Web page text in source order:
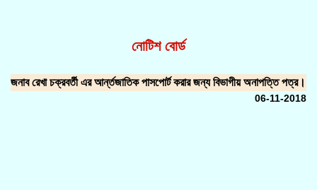
নোটিশ বোর্ড
জনাব রেখা চক্রবর্তী এর আর্ন্তজাতিক পাসপোর্ট করার জন্য বিভাগীয় অনাপত্তি পত্র।
06-11-2018